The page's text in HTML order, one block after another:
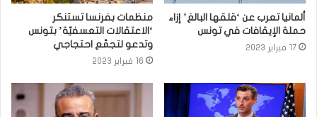
ألمانيا تعرب عن ‘قلقها البالغ’ إزاء
حملة الإيقافات في تونس
17 فبراير 2023
منظمات بفرنسا تستنكر
‘الاعتقالات التعسفيّة’ بتونس
وتدعو لتجمّع احتجاجي
16 فبراير 2023